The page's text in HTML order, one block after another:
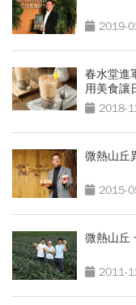
2019-
春水堂進
用美食讓
2018-
微熱山丘
2015-
微熱山丘
2011-